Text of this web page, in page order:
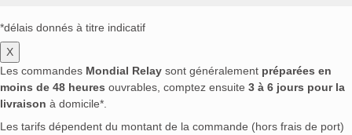
*délais donnés à titre indicatif
X
Les commandes Mondial Relay sont généralement préparées en
moins de 48 heures ouvrables, comptez ensuite 3 à 6 jours pour la
livraison à domicile*.
Les tarifs dépendent du montant de la commande (hors frais de port)